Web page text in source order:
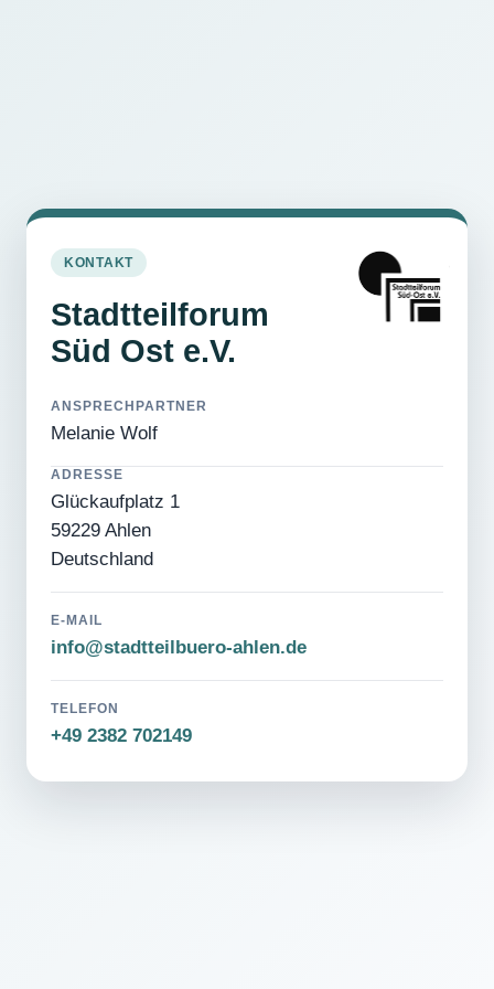
KONTAKT
Stadtteilforum
Süd Ost e.V.
ANSPRECHPARTNER
Melanie Wolf
ADRESSE
Glückaufplatz 1
59229 Ahlen
Deutschland
E-MAIL
info@stadtteilbuero-ahlen.de
TELEFON
+49 2382 702149